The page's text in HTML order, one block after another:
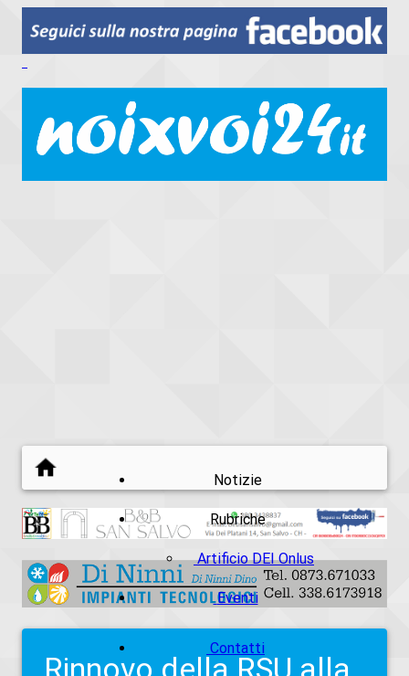
Notizie
Rubriche
Artificio DEI Onlus
Eventi
Contatti
Rinnovo della RSU alla